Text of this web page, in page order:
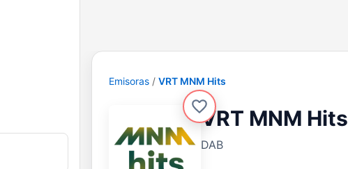
Emisoras VRT MNM Hits
VRT MNM Hits
DAB